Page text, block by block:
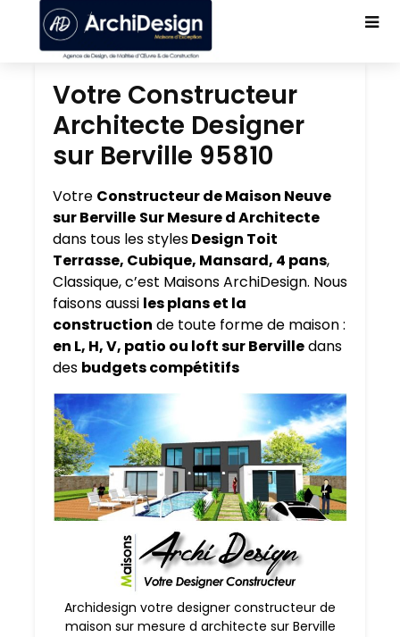
Votre Constructeur
Architecte Designer
sur Berville 95810
Votre Constructeur de Maison Neuve
sur Berville Sur Mesure d Architecte
dans tous les stylesDesign Toit
Terrasse, Cubique, Mansard, 4 pans,
Classique, c’est Maisons ArchiDesign. Nous
faisons aussi les plans et la
construction de toute forme de maison :
en L, H, V, patio ou loft sur Bervilledans
des budgets compétitifs
Archidesign votre designer constructeur de
maison sur mesure d architecte sur Berville